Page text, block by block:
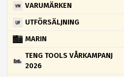
VARUMÄRKEN
UTFÖRSÄLJNING
MARIN
TENG TOOLS VÅRKAMPANJ
2026